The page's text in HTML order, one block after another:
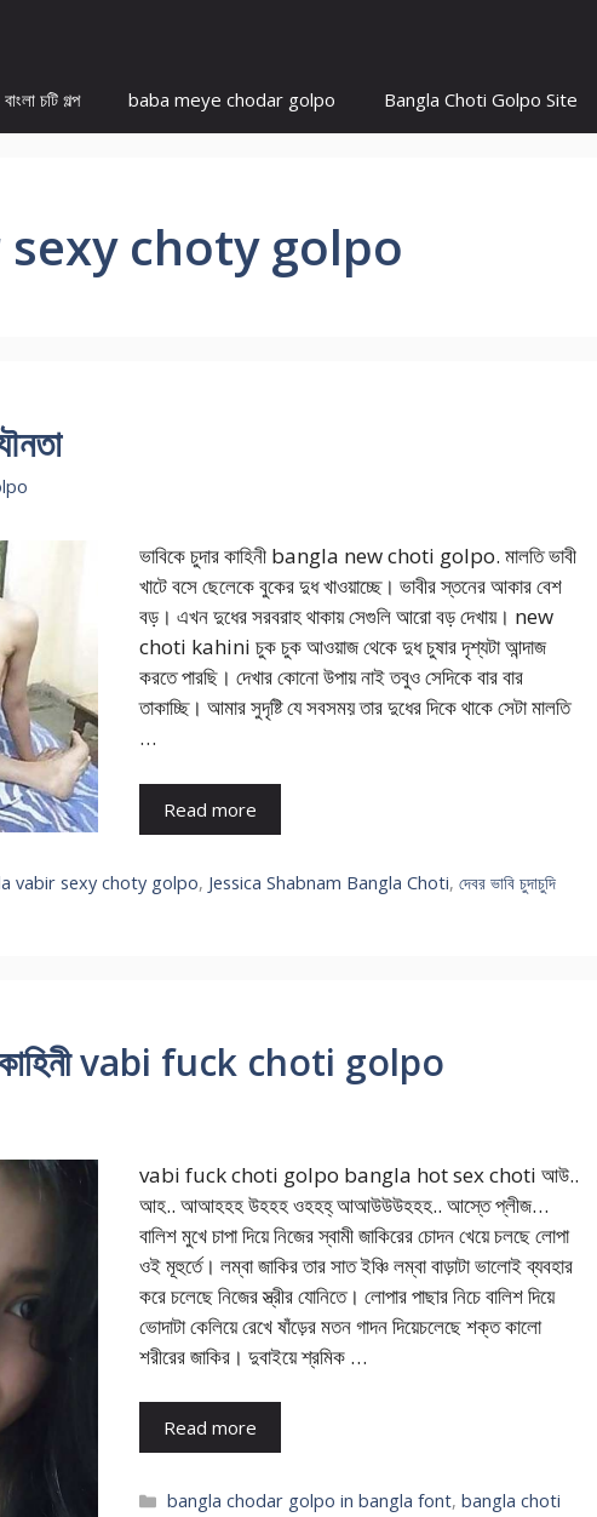
বাংলা চটি গল্প baba meye chodar golpo Bangla Choti Golpo Site
choty golpo
ভাবিকে চুদার কাহিনী bangla new choti golpo. মালতি ভাবী
খাটে বসে ছেলেকে বুকের দুধ খাওয়াচ্ছে। ভাবীর স্তনের আকার বেশ
বড়। এখন দুধের সরবরাহ থাকায় সেগুলি আরো বড় দেখায়। new
choti kahini চুক চুক আওয়াজ থেকে দুধ চুষার দৃশ্যটা আন্দাজ
করতে পারছি। দেখার কোনো উপায় নাই তবুও সেদিকে বার বার
তাকাচ্ছি। আমার সুদৃষ্টি যে সবসময় তার দুধের দিকে থাকে সেটা মালতি
…
Read more
vabir sexy choty golpo, Jessica Shabnam Bangla Choti,দেবর ভাবি চুদাচুদি
কাহিনী vabi fuck choti golpo
vabi fuck choti golpo bangla hot sex choti আউ..
আহ.. আআহহহ উহহহ ওহহহ্ আআউউউহহহ.. আস্তে প্লীজ…
বালিশ মুখে চাপা দিয়ে নিজের স্বামী জাকিরের চোদন খেয়ে চলছে লোপা
ওই মূহুর্তে। লম্বা জাকির তার সাত ইঞ্চি লম্বা বাড়াটা ভালোই ব্যবহার
করে চলেছে নিজের স্ত্রীর যোনিতে। লোপার পাছার নিচে বালিশ দিয়ে
ভোদাটা কেলিয়ে রেখে ষাঁড়ের মতন গাদন দিয়েচলেছে শক্ত কালো
শরীরের জাকির। দুবাইয়ে শ্রমিক …
Read more
Categories
bangla chodar golpo in bangla font,bangla choti